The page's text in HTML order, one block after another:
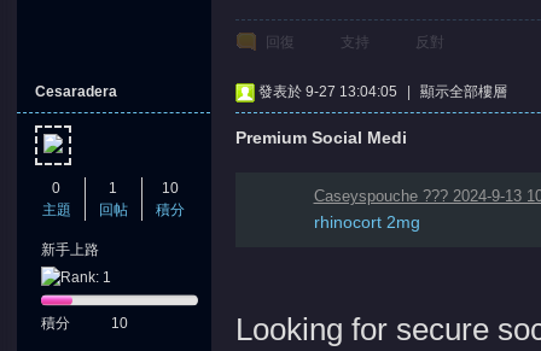
回復 支持 反對
Cesaradera
0
主題
1
回帖
10
積分
新手上路
積分 10
發表於 9-27 13:04:05 顯示全部樓層
Premium Social Medi
Caseyspouche ??? 2024-9-13
rhinocort 2mg
Looking for secure